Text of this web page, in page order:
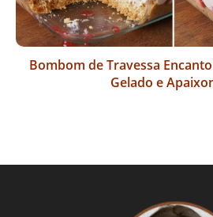
Bombom de Travessa
Gelado e